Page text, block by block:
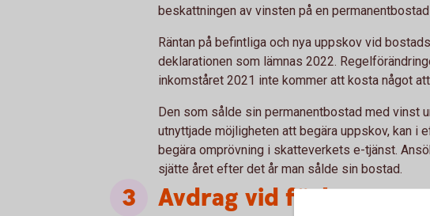
beskattningen av vinsten på en
Räntan på befintliga och nya uppskov vid
deklarationen som lämnas 2022.
inkomståret 2021 inte kommer att kosta något
Den som sålde sin permanentbostad med vinst
utnyttjade möjligheten att begära uppskov, kan i
begära omprövning i skatteverkets e-tjänst.
sjätte året efter det år man sålde sin bostad.
Avdrag vid förlust